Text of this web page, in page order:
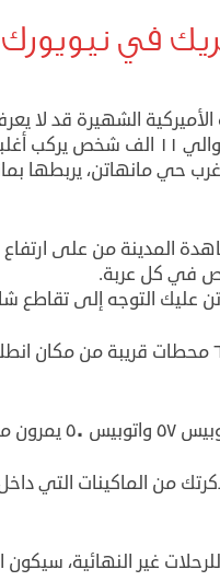
في
الأميركية الشهيرة قد لا
نيويورك يوميا.
حي مانهاتن، يربطها
المدينة من على ارتفاع
في كل عربة.
شارع ٦٠ مع شارع ٢، هناك ستجد المحطة
اذا كنت قادم بالمترو، فهناك ٦
من هناك.
غير النهائية، سيكون